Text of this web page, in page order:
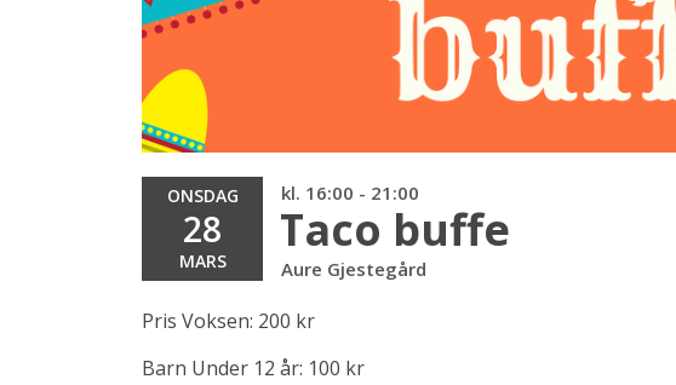
ONSDAG
28
MARS
kl. 16:00 - 21:00
Taco buffe
Aure Gjestegård
Pris Voksen: 200 kr
Barn Under 12 år: 100 kr